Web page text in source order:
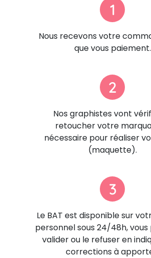
1
Nous recevons votre
que vous paiement.
2
Nos graphistes vont
retoucher votre
nécessaire pour réaliser
(maquette).
3
Le BAT est disponible sur
personnel sous 24/48h,
valider ou le refuser en
corrections à